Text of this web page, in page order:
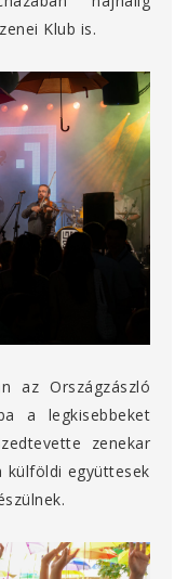
Klub is.
az Országzászló
a legkisebbeket
zenekar
külföldi együttesek